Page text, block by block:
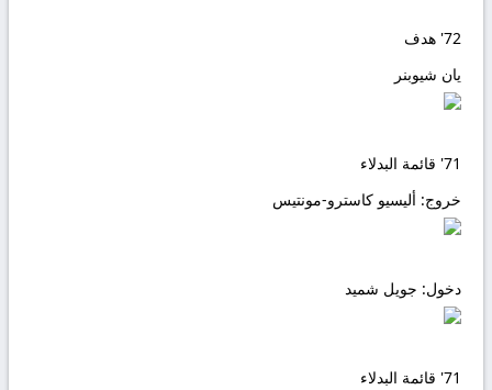
72' هدف
يان شيوبنر
71' قائمة البدلاء
خروج: أليسيو كاسترو-مونتيس
دخول: جويل شميد
71' قائمة البدلاء